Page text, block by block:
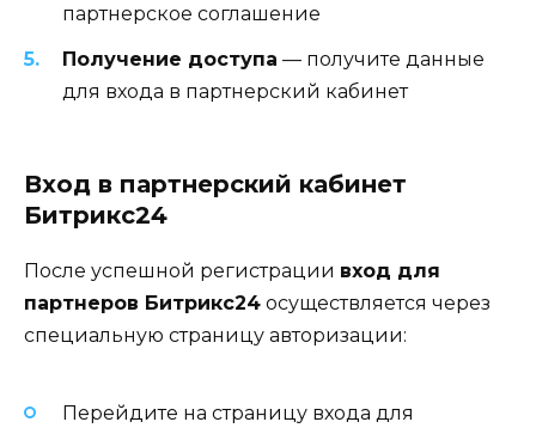
партнерское соглашение
Получение доступа — получите данные
для входа в партнерский кабинет
Вход в партнерский кабинет
Битрикс24
После успешной регистрации вход для
партнеров Битрикс24 осуществляется через
специальную страницу авторизации:
Перейдите на страницу входа для